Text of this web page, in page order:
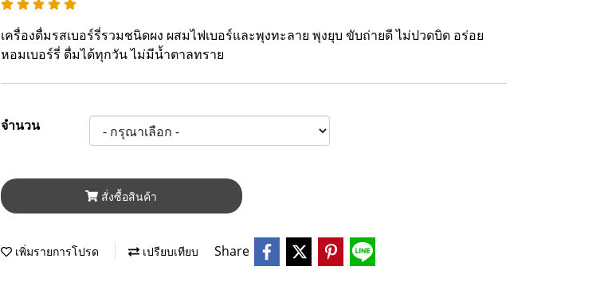
เครื่องดื่มรสเบอร์รี่รวมชนิดผง ผสมไฟเบอร์และพุงทะลาย พุงยุบ ขับถ่ายดี ไม่ปวดบิด อร่อย
หอมเบอร์รี่ ดื่มได้ทุกวัน ไม่มีน้ำตาลทราย
จำนวน
สั่งซื้อสินค้า
เพิ่มรายการโปรด เปรียบเทียบ Share